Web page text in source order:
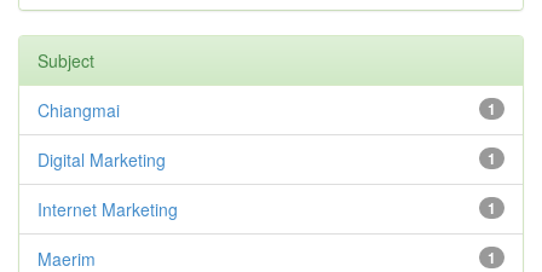
Subject
1
Chiangmai
1
Digital Marketing
1
Internet Marketing
1
Maerim